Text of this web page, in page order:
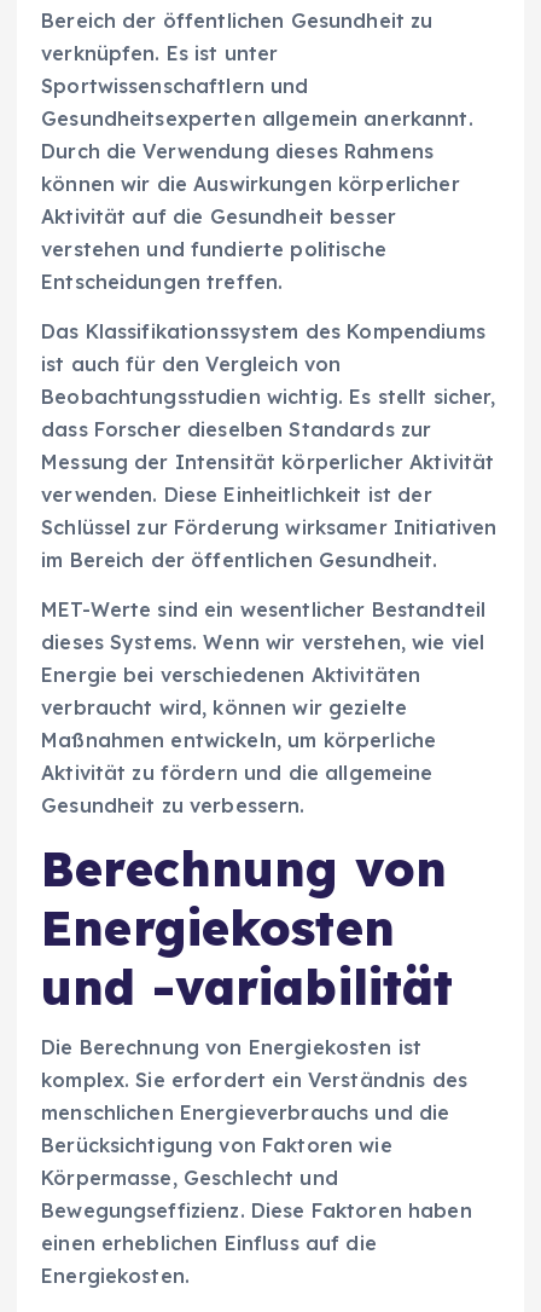
Bereich der öffentlichen Gesundheit zu
verknüpfen. Es ist unter
Sportwissenschaftlern und
Gesundheitsexperten allgemein anerkannt.
Durch die Verwendung dieses Rahmens
können wir die Auswirkungen körperlicher
Aktivität auf die Gesundheit besser
verstehen und fundierte politische
Entscheidungen treffen.
Das Klassifikationssystem des Kompendiums
ist auch für den Vergleich von
Beobachtungsstudien wichtig. Es stellt sicher,
dass Forscher dieselben Standards zur
Messung der Intensität körperlicher Aktivität
verwenden. Diese Einheitlichkeit ist der
Schlüssel zur Förderung wirksamer Initiativen
im Bereich der öffentlichen Gesundheit.
MET-Werte sind ein wesentlicher Bestandteil
dieses Systems. Wenn wir verstehen, wie viel
Energie bei verschiedenen Aktivitäten
verbraucht wird, können wir gezielte
Maßnahmen entwickeln, um körperliche
Aktivität zu fördern und die allgemeine
Gesundheit zu verbessern.
Berechnung von
Energiekosten
und -variabilität
Die Berechnung von Energiekosten ist
komplex. Sie erfordert ein Verständnis des
menschlichen Energieverbrauchs und die
Berücksichtigung von Faktoren wie
Körpermasse, Geschlecht und
Bewegungseffizienz. Diese Faktoren haben
einen erheblichen Einfluss auf die
Energiekosten.